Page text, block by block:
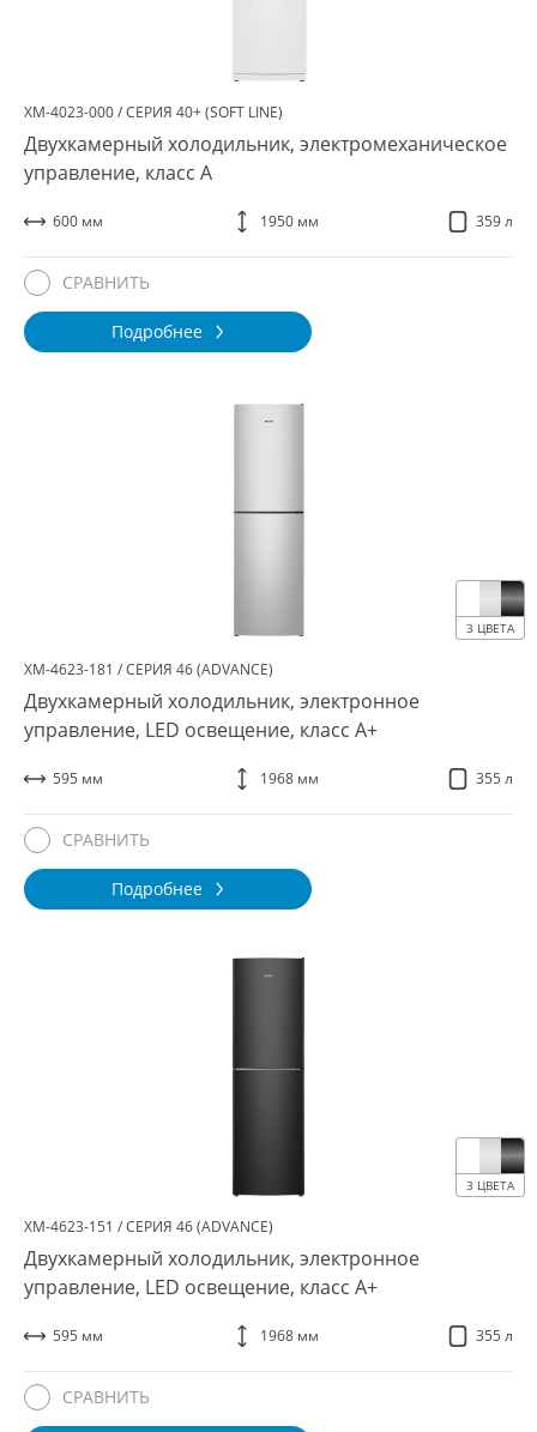
ХМ-4023-000 / СЕРИЯ 40+ (SOFT LINE)
Двухкамерный холодильник, электромеханическое
управление, класс A
600 мм 1950 мм 359 л
Подробнее
СРАВНИТЬ
3 ЦВЕТА
ХМ-4623-181 / СЕРИЯ 46 (ADVANCE)
Двухкамерный холодильник, электронное
управление, LED освещение, класс A+
595 мм 1968 мм 355 л
Подробнее
СРАВНИТЬ
3 ЦВЕТА
ХМ-4623-151 / СЕРИЯ 46 (ADVANCE)
Двухкамерный холодильник, электронное
управление, LED освещение, класс A+
595 мм 1968 мм 355 л
СРАВНИТЬ